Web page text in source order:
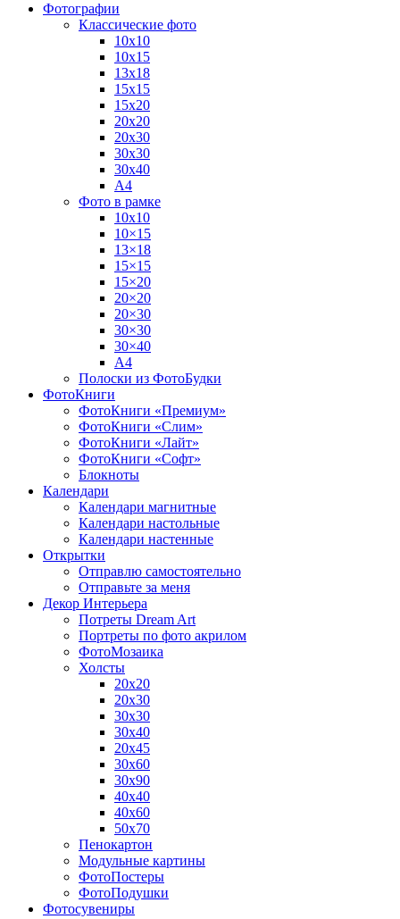
Фотографии
Классические фото
10х10
10х15
13х18
15х15
15х20
20х20
20х30
30х30
30х40
А4
Фото в рамке
10х10
10×15
13×18
15×15
15×20
20×20
20×30
30×30
30×40
A4
Полоски из ФотоБудки
ФотоКниги
ФотоКниги «Премиум»
ФотоКниги «Слим»
ФотоКниги «Лайт»
ФотоКниги «Софт»
Блокноты
Календари
Календари магнитные
Календари настольные
Календари настенные
Открытки
Отправлю самостоятельно
Отправьте за меня
Декор Интерьера
Потреты Dream Art
Портреты по фото акрилом
ФотоМозаика
Холсты
20х20
20х30
30х30
30х40
20х45
30х60
30х90
40х40
40х60
50х70
Пенокартон
Модульные картины
ФотоПостеры
ФотоПодушки
Фотоcувениры